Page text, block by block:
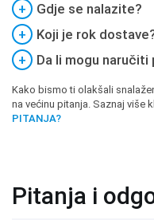
+
Gdje se nalazite?
+
Koji je rok
+
Da li mogu naručiti
Kako bismo ti olakšali
na većinu pitanja. Saznaj više
PITANJA?
Pitanja i